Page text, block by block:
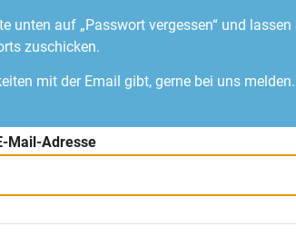
unten auf „Passwort vergessen“ und
zuschicken.
mit der Email gibt, gerne bei uns
Mail-Adresse